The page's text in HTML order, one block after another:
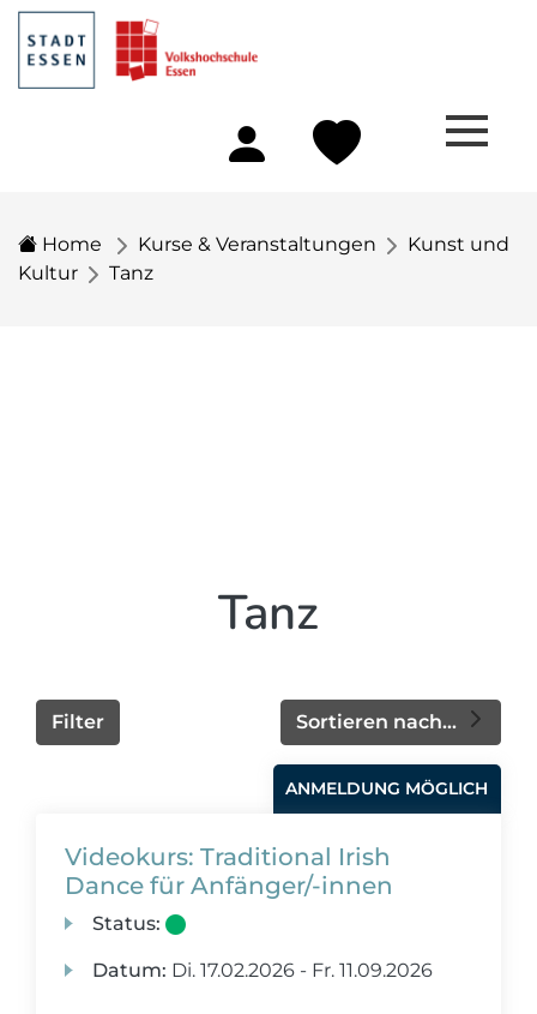
Home Kurse & Veranstaltungen
Kunst und
Kultur
Tanz
Tanz
Sortieren nach...
Filter
ANMELDUNG MÖGLICH
Videokurs: Traditional Irish
Dance für Anfänger/-innen
Status:
Datum: Di. 17.02.2026 - Fr. 11.09.2026